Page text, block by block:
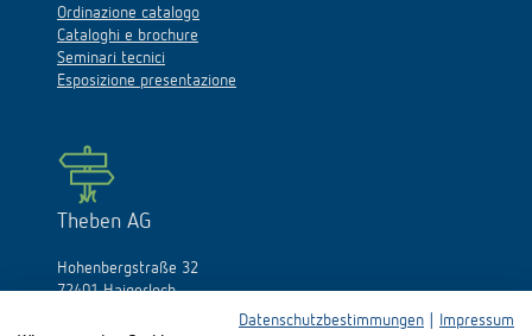
Ordinazione catalogo
Cataloghi e brochure
Seminari tecnici
Esposizione presentazione
Theben AG
Hohenbergstraße 32
72401 Haigerloch
Datenschutzbestimmungen
Impressum